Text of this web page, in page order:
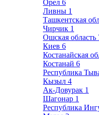
Орел 6
Ливны 1
Ташкентская
Чирчик 1
Ошская область
Киев 6
Костанайская
Костанай 6
Республика
Кызыл 4
Ак-Довурак 1
Шагонар 1
Республика